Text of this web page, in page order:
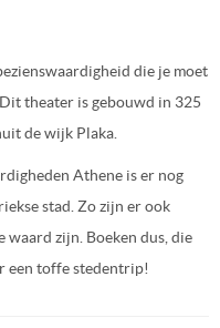
die je moet
theater is gebouwd in 325
de wijk Plaka.
Athene is er nog
stad. Zo zijn er ook
waard zijn. Boeken dus, die
een toffe stedentrip!